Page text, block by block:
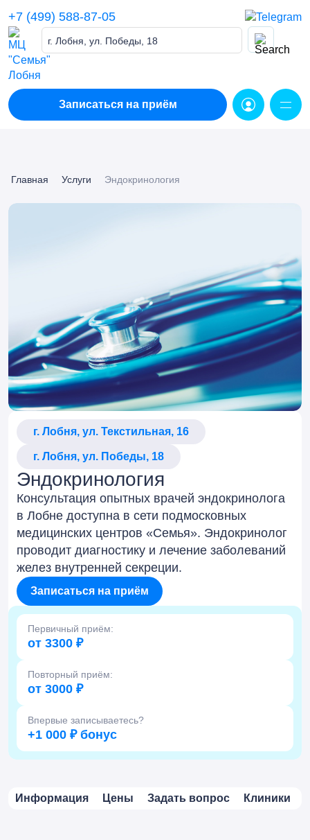
content
+7 (499) 588-87-05
г. Лобня, ул. Победы, 18
Записаться на приём
Главная Услуги Эндокринология
г. Лобня, ул. Текстильная, 16
г. Лобня, ул. Победы, 18
Эндокринология
Консультация опытных врачей эндокринолога
в Лобне доступна в сети подмосковных
медицинских центров «Семья». Эндокринолог
проводит диагностику и лечение заболеваний
желез внутренней секреции.
Записаться на приём
Первичный приём:
от 3300 ₽
Повторный приём:
от 3000 ₽
Впервые записываетесь?
+1 000 ₽ бонус
Информация Цены Задать вопрос Клиники